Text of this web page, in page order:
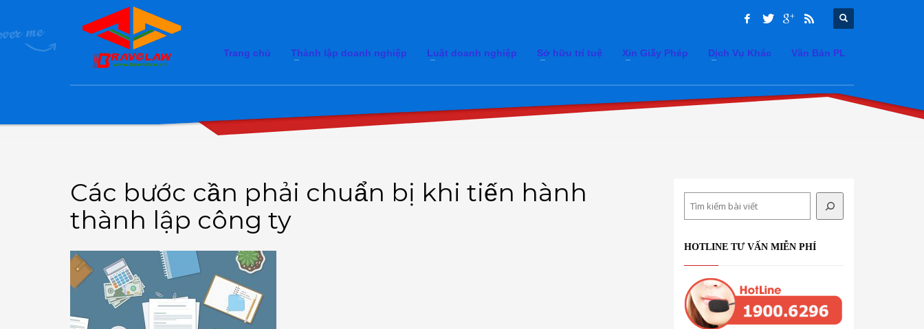
Trang chủ Thành lập doanh nghiệp Luật doanh nghiệp Sở hữu trí tuệ Xin Giấy Phép Dịch Vụ Khác Văn Bản PL
Các bước cần phải chuẩn bị khi tiến hành
thành lập công ty
HOTLINE TƯ VẤN MIỄN PHÍ